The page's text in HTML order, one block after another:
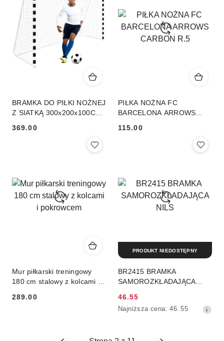
BRAMKA DO PIŁKI NOŻNEJ
Z SIATKĄ 300x200x100CM
Cena:
369.00
PIŁKA NOŻNA FC
BARCELONA ARROWS
Cena:
115.00
Mur piłkarski treningowy
180 cm stalowy z kolcami i
Cena:
289.00
BR2415 BRAMKA
SAMOROZKŁADAJĄCA
Cena
promocyjna:
46.55
Najniższa
Najniższa cena: 46.55
PRODUKT NIEDOSTĘPNY